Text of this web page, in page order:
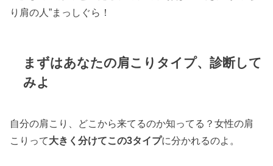
り肩の人”まっしぐら！
まずはあなたの肩こりタイプ、診断して
みよ
自分の肩こり、どこから来てるのか知ってる？女性の肩
こりって大きく分けてこの3タイプに分かれるのよ。